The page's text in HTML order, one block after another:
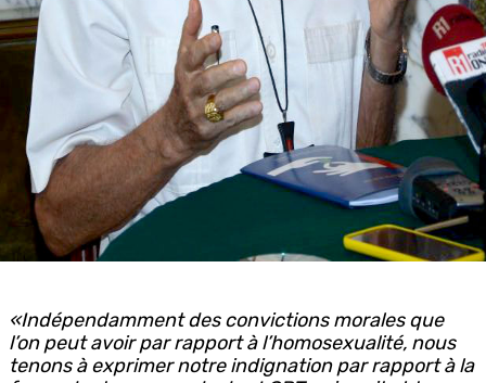
«Indépendamment des convictions morales que
l’on peut avoir par rapport à l’homosexualité, nous
tenons à exprimer notre indignation par rapport à la